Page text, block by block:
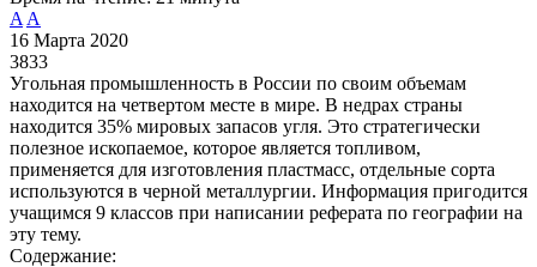
A A
16 Марта 2020
3833
Угольная промышленность в России по своим объемам
находится на четвертом месте в мире. В недрах страны
находится 35% мировых запасов угля. Это стратегически
полезное ископаемое, которое является топливом,
применяется для изготовления пластмасс, отдельные сорта
используются в черной металлургии. Информация пригодится
учащимся 9 классов при написании реферата по географии на
эту тему.
Содержание: